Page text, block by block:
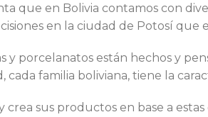
que en Bolivia contamos con
en la ciudad de Potosí
y porcelanatos están hechos y
cada familia boliviana, tiene la
crea sus productos en base a